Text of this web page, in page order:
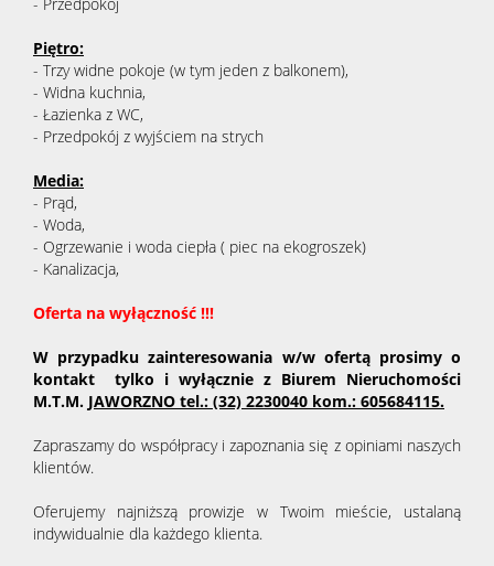
- Przedpokój
Piętro:
- Trzy widne pokoje (w tym jeden z balkonem),
- Widna kuchnia,
- Łazienka z WC,
- Przedpokój z wyjściem na strych
Media:
- Prąd,
- Woda,
- Ogrzewanie i woda ciepła ( piec na ekogroszek)
- Kanalizacja,
Oferta na wyłączność !!!
W przypadku zainteresowania w/w ofertą prosimy o
kontakt tylko i wyłącznie z Biurem Nieruchomości
M.T.M. JAWORZNO tel.: (32) 2230040 kom.: 605684115.
Zapraszamy do współpracy i zapoznania się z opiniami naszych
klientów.
Oferujemy najniższą prowizje w Twoim mieście, ustalaną
indywidualnie dla każdego klienta.